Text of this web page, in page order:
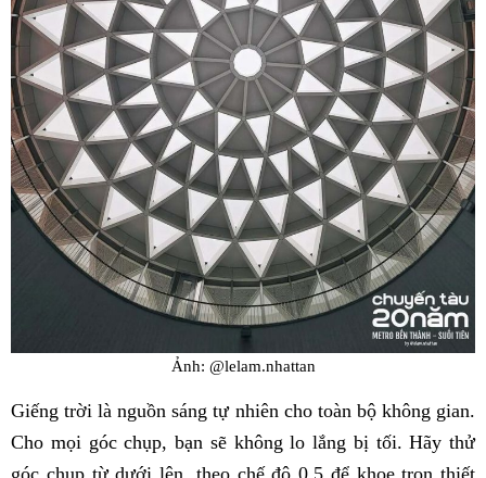
Ảnh: @lelam.nhattan
Giếng trời là nguồn sáng tự nhiên cho toàn bộ không gian.
Cho mọi góc chụp, bạn sẽ không lo lắng bị tối. Hãy thử